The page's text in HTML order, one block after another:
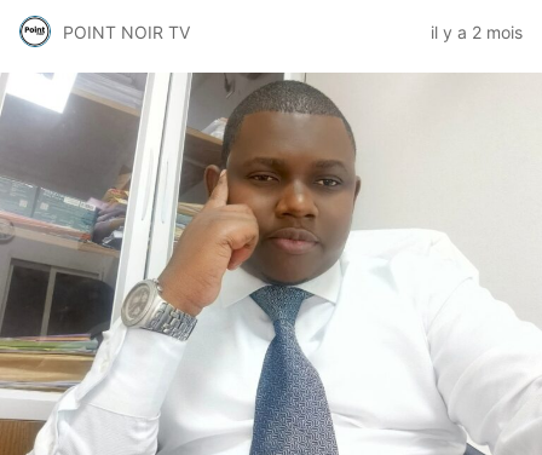
POINT NOIR TV il y a 2 mois